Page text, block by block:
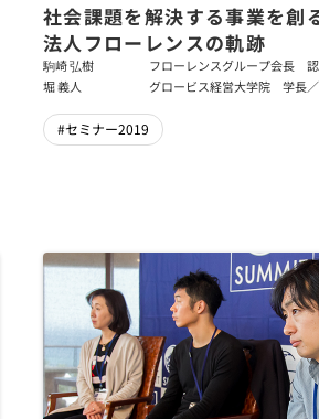
社会課題を解決する事業を創
法人フローレンスの軌跡
駒崎 弘樹
フローレンスグループ会長 認
ンス会長
堀 義人
グロービス経営大学院 学長／
#セミナー2019